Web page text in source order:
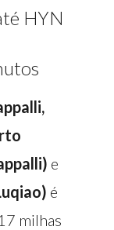
HYN
e
é
milhas